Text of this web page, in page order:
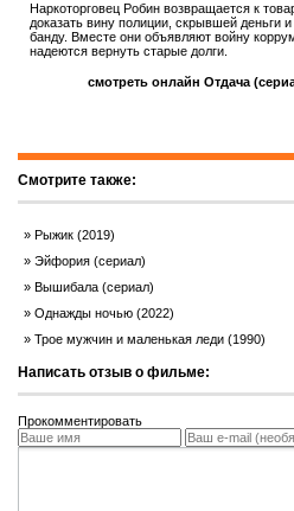
Наркоторговец Робин возвращается к
доказать вину полиции, скрывшей деньги
банду. Вместе они объявляют войну
надеются вернуть старые долги.
смотреть онлайн Отдача
Смотрите также:
Рыжик (2019)
Эйфория (сериал)
Вышибала (сериал)
Однажды ночью (2022)
Трое мужчин и маленькая леди (1990)
Написать отзыв о фильме:
Прокомментировать